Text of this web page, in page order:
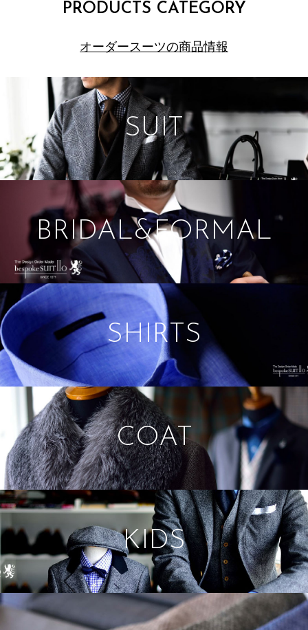
PRODUCTS CATEGORY
オーダースーツの商品情報
SUIT
BRIDAL&FORMAL
SHIRTS
COAT
KIDS